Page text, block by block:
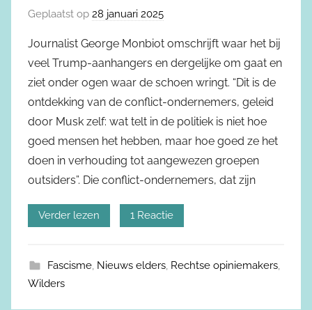
Geplaatst op 28 januari 2025
Journalist George Monbiot omschrijft waar het bij
veel Trump-aanhangers en dergelijke om gaat en
ziet onder ogen waar de schoen wringt. “Dit is de
ontdekking van de conflict-ondernemers, geleid
door Musk zelf: wat telt in de politiek is niet hoe
goed mensen het hebben, maar hoe goed ze het
doen in verhouding tot aangewezen groepen
outsiders”. Die conflict-ondernemers, dat zijn
Verder lezen 1 Reactie
Fascisme, Nieuws elders, Rechtse opiniemakers,
Wilders